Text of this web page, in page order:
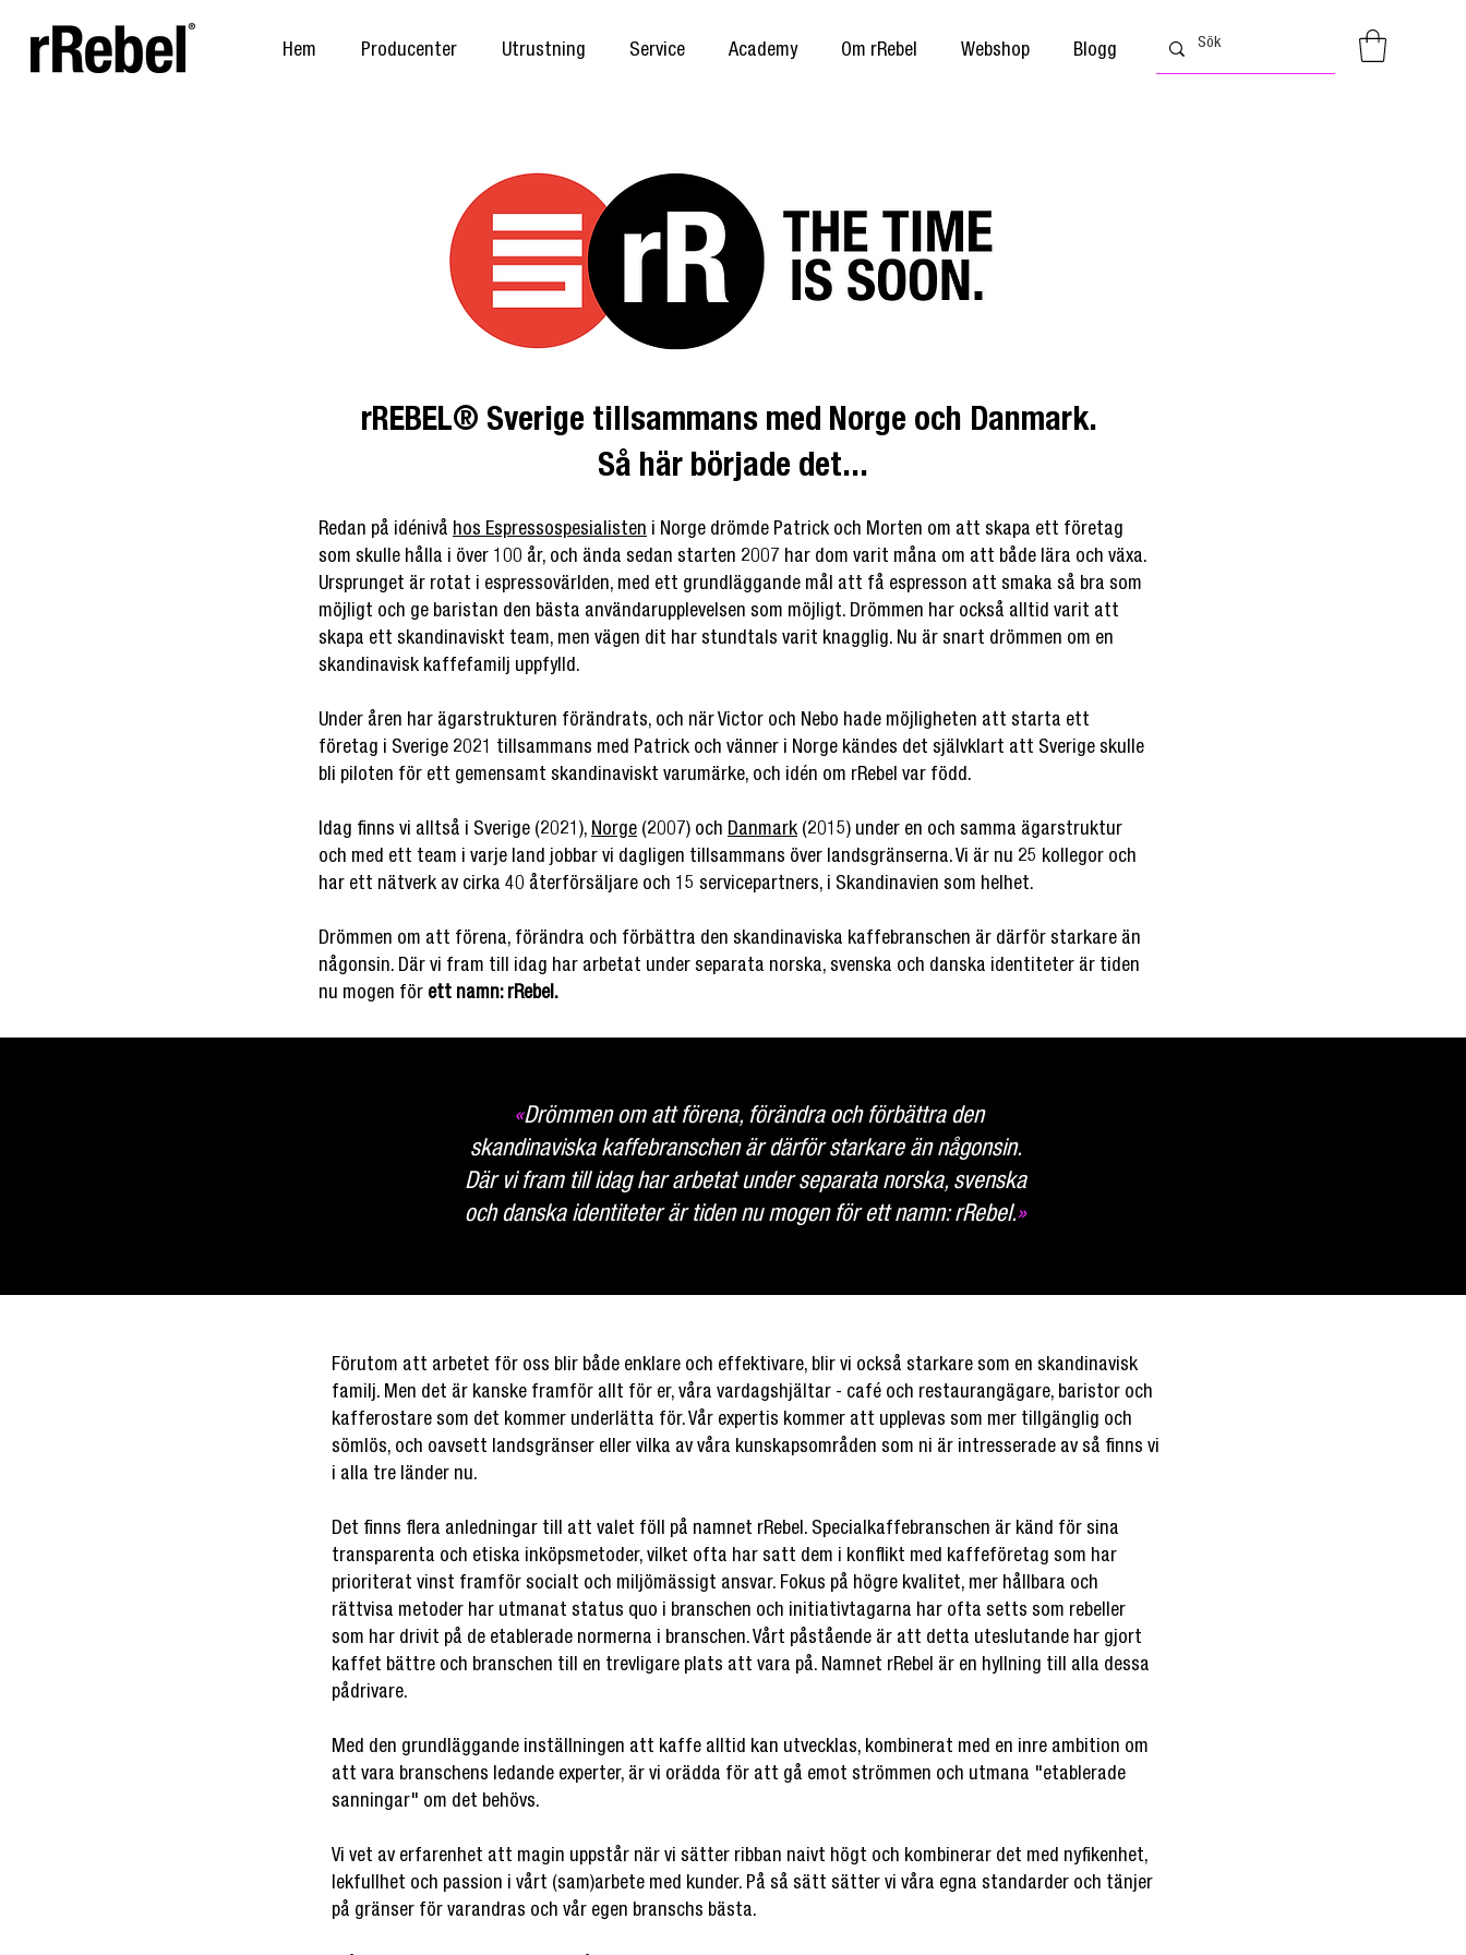
Hem Producenter Utrustning Service Academy Om rRebel Webshop Blogg
rREBEL® Sverige tillsammans med Norge och Danmark.
Så här började det...
Redan på idénivå hos Espressospesialisten i Norge drömde Patrick och Morten om att skapa ett företag
som skulle hålla i över 100 år, och ända sedan starten 2007 har dom varit måna om att både lära och växa.
Ursprunget är rotat i espressovärlden, med ett grundläggande mål att få espresson att smaka så bra som
möjligt och ge baristan den bästa användarupplevelsen som möjligt. Drömmen har också alltid varit att
skapa ett skandinaviskt team, men vägen dit har stundtals varit knagglig. Nu är snart drömmen om en
skandinavisk kaffefamilj uppfylld.
Under åren har ägarstrukturen förändrats, och när Victor och Nebo hade möjligheten att starta ett
företag i Sverige 2021 tillsammans med Patrick och vänner i Norge kändes det självklart att Sverige skulle
bli piloten för ett gemensamt skandinaviskt varumärke, och idén om rRebel var född.
Idag finns vi alltså i Sverige (2021), Norge (2007) och Danmark (2015) under en och samma ägarstruktur
och med ett team i varje land jobbar vi dagligen tillsammans över landsgränserna. Vi är nu 25 kollegor och
har ett nätverk av cirka 40 återförsäljare och 15 servicepartners, i Skandinavien som helhet.
Drömmen om att förena, förändra och förbättra den skandinaviska kaffebranschen är därför starkare än
någonsin. Där vi fram till idag har arbetat under separata norska, svenska och danska identiteter är tiden
nu mogen för ett namn: rRebel.
«Drömmen om att förena, förändra och förbättra den
skandinaviska kaffebranschen är därför starkare än någonsin.
Där vi fram till idag har arbetat under separata norska, svenska
och danska identiteter är tiden nu mogen för ett namn: rRebel.»
Förutom att arbetet för oss blir både enklare och effektivare, blir vi också starkare som en skandinavisk
familj. Men det är kanske framför allt för er, våra vardagshjältar - café och restaurangägare, baristor och
kafferostare som det kommer underlätta för. Vår expertis kommer att upplevas som mer tillgänglig och
sömlös, och oavsett landsgränser eller vilka av våra kunskapsområden som ni är intresserade av så finns vi
i alla tre länder nu.
Det finns flera anledningar till att valet föll på namnet rRebel. Specialkaffebranschen är känd för sina
transparenta och etiska inköpsmetoder, vilket ofta har satt dem i konflikt med kaffeföretag som har
prioriterat vinst framför socialt och miljömässigt ansvar. Fokus på högre kvalitet, mer hållbara och
rättvisa metoder har utmanat status quo i branschen och initiativtagarna har ofta setts som rebeller
som har drivit på de etablerade normerna i branschen. Vårt påstående är att detta uteslutande har gjort
kaffet bättre och branschen till en trevligare plats att vara på. Namnet rRebel är en hyllning till alla dessa
pådrivare.
Med den grundläggande inställningen att kaffe alltid kan utvecklas, kombinerat med en inre ambition om
att vara branschens ledande experter, är vi orädda för att gå emot strömmen och utmana "etablerade
sanningar" om det behövs.
Vi vet av erfarenhet att magin uppstår när vi sätter ribban naivt högt och kombinerar det med nyfikenhet,
lekfullhet och passion i vårt (sam)arbete med kunder. På så sätt sätter vi våra egna standarder och tänjer
på gränser för varandras och vår egen branschs bästa.